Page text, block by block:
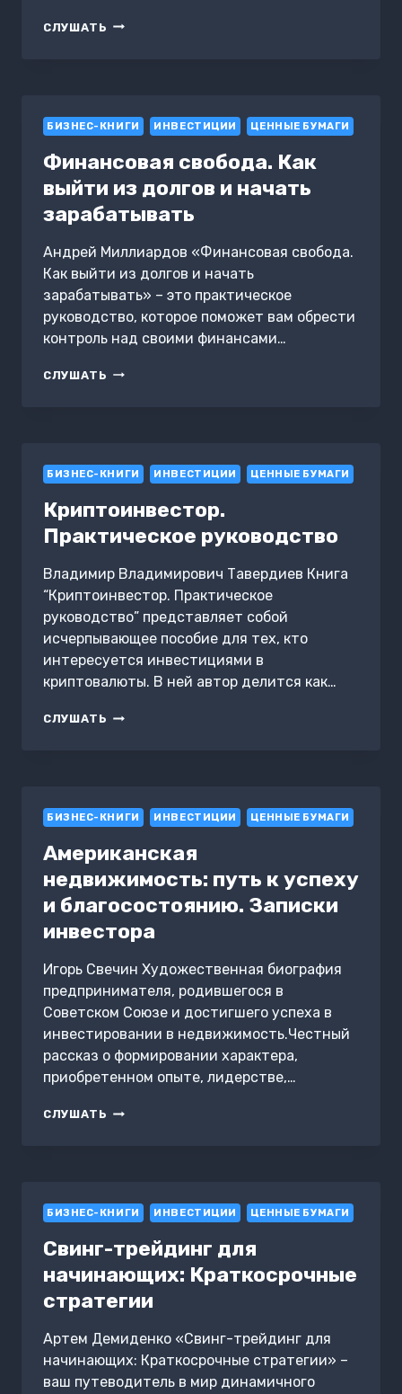
СЛУШАТЬ МАГНИТ
ПОТОКИ
ВАШ
БИЗНЕС-КНИГИ ИНВЕСТИЦИИ ЦЕННЫЕ БУМАГИ
Финансовая свобода. Как
выйти из долгов и начать
зарабатывать
Андрей Миллиардов «Финансовая свобода.
Как выйти из долгов и начать
зарабатывать» – это практическое
руководство, которое поможет вам обрести
контроль над своими финансами…
СЛУШАТЬ ФИНАНСОВАЯ
И
ЗАРАБАТЫВАТЬ
БИЗНЕС-КНИГИ ИНВЕСТИЦИИ ЦЕННЫЕ БУМАГИ
Криптоинвестор.
Практическое руководство
Владимир Владимирович Тавердиев Книга
“Криптоинвестор. Практическое
руководство” представляет собой
исчерпывающее пособие для тех, кто
интересуется инвестициями в
криптовалюты. В ней автор делится как…
СЛУШАТЬ КРИПТОИНВЕСТОР.
БИЗНЕС-КНИГИ ИНВЕСТИЦИИ ЦЕННЫЕ БУМАГИ
Американская
недвижимость: путь к успеху
и благосостоянию. Записки
инвестора
Игорь Свечин Художественная биография
предпринимателя, родившегося в
Советском Союзе и достигшего успеха в
инвестировании в недвижимость.Честный
рассказ о формировании характера,
приобретенном опыте, лидерстве,…
СЛУШАТЬ АМЕРИКАНСКАЯ
БЛАГОСОСТОЯНИЮ.
ИНВЕСТОРА
БИЗНЕС-КНИГИ ИНВЕСТИЦИИ ЦЕННЫЕ БУМАГИ
Свинг-трейдинг для
начинающих: Краткосрочные
стратегии
Артем Демиденко «Свинг-трейдинг для
начинающих: Краткосрочные стратегии» –
ваш путеводитель в мир динамичного